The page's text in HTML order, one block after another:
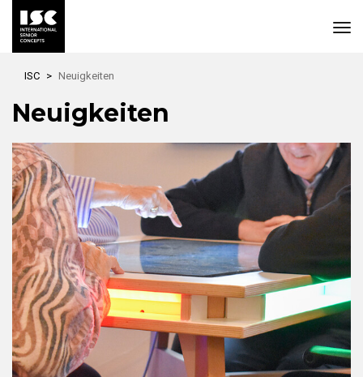
content
ISC Neuigkeiten
Neuigkeiten